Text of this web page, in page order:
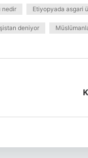
nedir Etiyopyada asgari
deniyor